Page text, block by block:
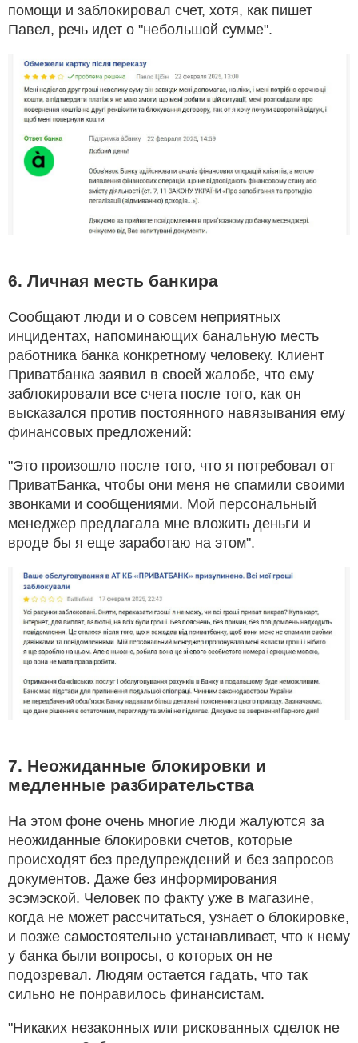
помощи и заблокировал счет, хотя, как пишет
Павел, речь идет о "небольшой сумме".
6. Личная месть банкира
Сообщают люди и о совсем неприятных
инцидентах, напоминающих банальную месть
работника банка конкретному человеку. Клиент
Приватбанка заявил в своей жалобе, что ему
заблокировали все счета после того, как он
высказался против постоянного навязывания ему
финансовых предложений:
"Это произошло после того, что я потребовал от
ПриватБанка, чтобы они меня не спамили своими
звонками и сообщениями. Мой персональный
менеджер предлагала мне вложить деньги и
вроде бы я еще заработаю на этом".
7. Неожиданные блокировки и
медленные разбирательства
На этом фоне очень многие люди жалуются за
неожиданные блокировки счетов, которые
происходят без предупреждений и без запросов
документов. Даже без информирования
эсэмэской. Человек по факту уже в магазине,
когда не может рассчитаться, узнает о блокировке,
и позже самостоятельно устанавливает, что к нему
у банка были вопросы, о которых он не
подозревал. Людям остается гадать, что так
сильно не понравилось финансистам.
"Никаких незаконных или рискованных сделок не